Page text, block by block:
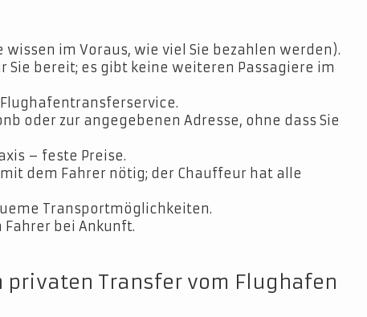
im Voraus, wie viel Sie bezahlen werden).
Sie bereit; es gibt keine weiteren Passagiere im
oder zur angegebenen Adresse, ohne dass Sie
– feste Preise.
dem Fahrer nötig; der Chauffeur hat alle
Transportmöglichkeiten.
bei Ankunft.
Transfer vom Flughafen